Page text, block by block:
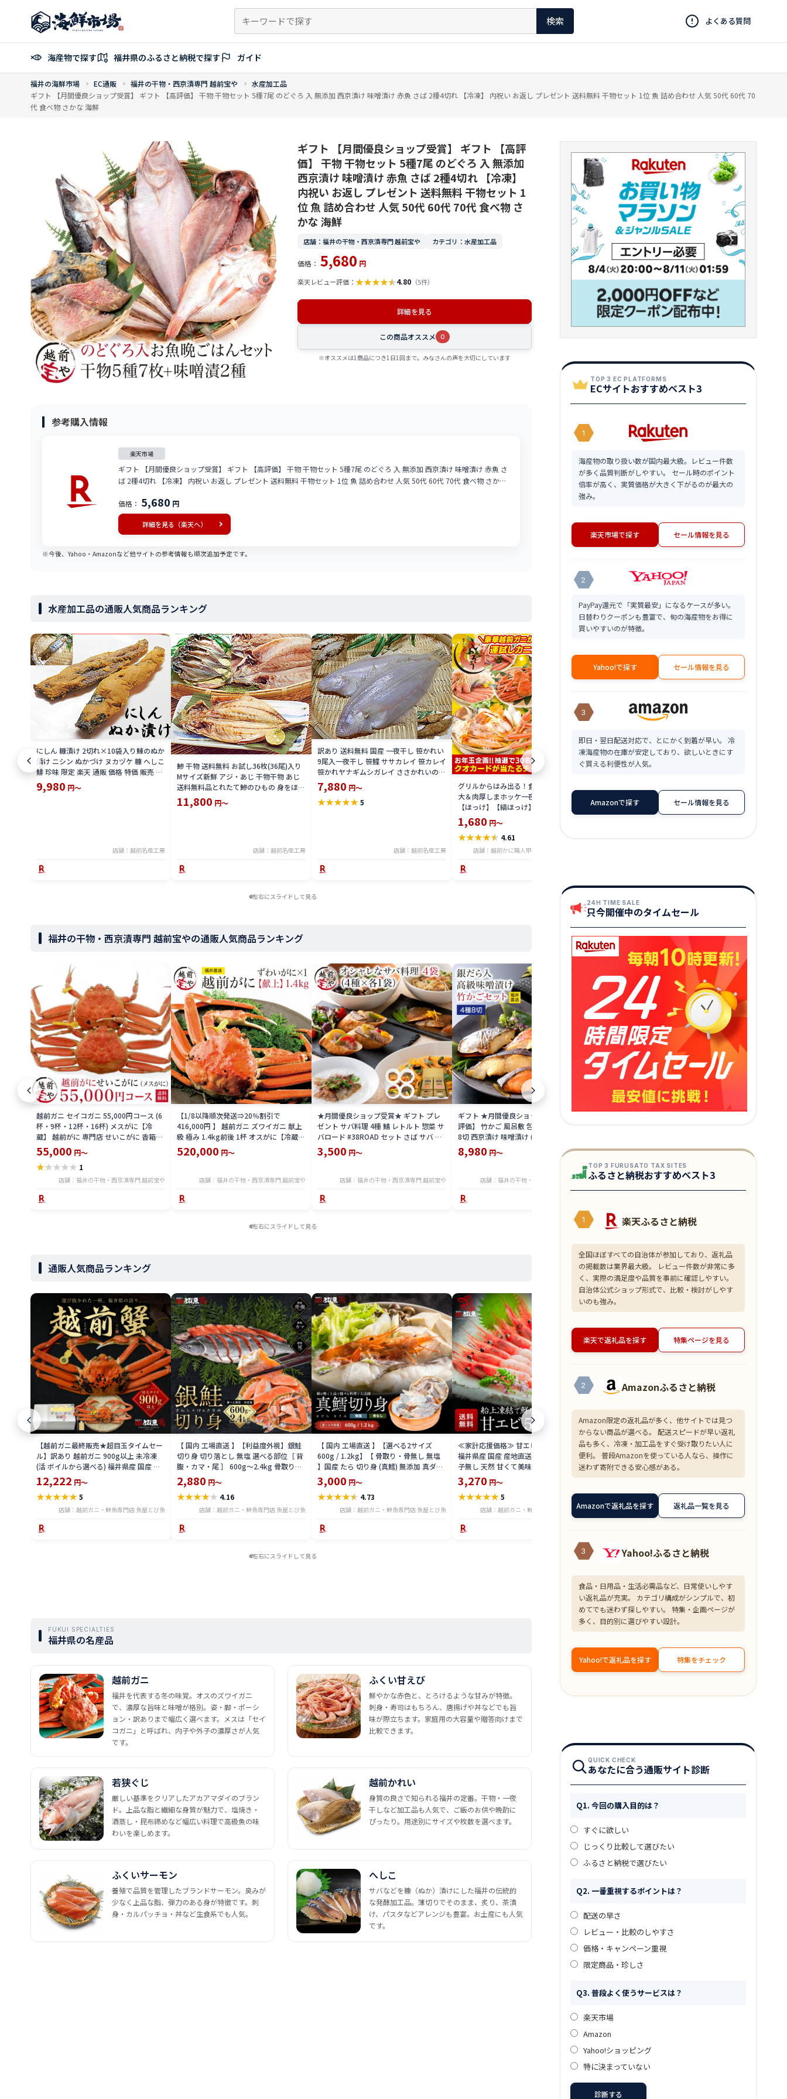
ン
へ
検索 よくある質問
海産物で探す 福井県のふるさと納税で探す ガイド
福井の海鮮市場 EC通販 福井の干物・西京漬専門 越前宝や
水産加工品
ギフト 【月間優良ショップ受賞】 ギフト 【高評価】 干物 干物セット 5種7尾 のどぐろ 入 無添加 西京漬け 味噌漬け 赤魚 さば 2種4切れ 【冷凍】 内祝い お返し プレゼント 送料無料 干物セット 1位 魚 詰め合わせ 人気 50代 60代 70
代 食べ物 さかな 海鮮
ギフト 【月間優良ショップ受賞】 ギフト 【高評
価】 干物 干物セット 5種7尾 のどぐろ 入 無添加
西京漬け 味噌漬け 赤魚 さば 2種4切れ 【冷凍】
内祝い お返し プレゼント 送料無料 干物セット 1
位 魚 詰め合わせ 人気 50代 60代 70代 食べ物 さ
かな 海鮮
店舗：福井の干物・西京漬専門 越前宝や カテゴリ：水産加工品
価格： 5,680 円
楽天レビュー評価： ★★★★★4.80 （5件）
詳細を見る
この商品オススメ 0
※オススメは1商品につき1日1回まで。みなさんの声を大切にしています
参考購入情報
楽天市場
ギフト 【月間優良ショップ受賞】 ギフト 【高評価】 干物 干物セット 5種7尾 のどぐろ 入 無添加 西京漬け 味噌漬け 赤魚 さ
ば 2種4切れ 【冷凍】 内祝い お返し プレゼント 送料無料 干物セット 1位 魚 詰め合わせ 人気 50代 60代 70代 食べ物 さかな
価格： 5,680 円
詳細を見る（楽天へ）
※今後、Yahoo・Amazonなど他サイトの参考情報も順次追加予定です。
水産加工品の通販人気商品ランキング
にしん 糠漬け 2切れ×10袋入り鰊のぬか
漬け ニシン ぬかづけ ヌカヅケ 糠 へしこ
鯡 珍味 限定 楽天 通販 価格 特価 販売 お
土産
9,980 円～
店舗：越前名産工房
鯵 干物 送料無料 お試し36枚(36尾)入り
Mサイズ新鮮 アジ・あじ 干物干物 あじ
送料無料品とれたて鯵のひもの 身をほぐ
せば鯵 茶漬にも 送料込 価格 限定 楽天
通販 価格 特価 販売 お土産
11,800 円～
店舗：越前名産工房
訳あり 送料無料 国産 一夜干し 笹かれい
9尾入一夜干し 笹鰈 ササカレイ 笹カレイ
笹かれヤナギムシガレイ ささかれいの干
物一夜干しカレイ 送料込 価格ワケアリ
訳アリ わけあり品 限定 楽天 通販 価格
特価 販売 お土産
7,880 円～
★★★★★5
店舗：越前名産工房
グリルからはみ出る！食べ応え抜群の特
大＆肉厚しまホッケ一夜干し×2枚入り
【ほっけ】【縞ほっけ】【干物】【一夜
干し】 冷凍食品
1,680 円～
★★★★★ 4.61
店舗：越前かに職人甲羅組（DENSHOKU）
おつまみ グルメ 食べ物 つまみ 美味しい
酒のつまみ 酒の肴 やみつき 低カロリー
コラーゲン 贈り物 手土産 ［送料無料］
用的 母の日
★★★★★4.65
480g（
★★
左右にスライドして見る
福井の干物・西京漬専門 越前宝やの通販人気商品ランキング
越前ガニ セイコガニ 55,000円コース (6
杯・9杯・12杯・16杯) メスがに【冷
蔵】 越前がに 専門店 せいこがに 香箱ガ
ニ 香箱 香箱かに こうばこがに 香箱蟹 カ
ニ かに 蟹 ギフト 送料無料
55,000 円～
★★★★★ 1
店舗：福井の干物・西京漬専門 越前宝や
【1/8以降順次発送⇒20％割引で
416,000円 】 越前ガニ ズワイガニ 献上
級 極み 1.4kg前後 1杯 オスがに【冷蔵】
越前がに 専門店 ずわいがに カニ かに 蟹
ギフト 加能ガニ 送料無料
520,000 円～
店舗：福井の干物・西京漬専門 越前宝や
★月間優良ショップ受賞★ ギフト プレ
ゼント サバ料理 4種 鯖 レトルト 惣菜 サ
バロード #38ROAD セット さば サバ 鯖
缶 サバ缶 食べ比べ 調理済 詰め合わせ 送
料無料【常温】
3,500 円～
店舗：福井の干物・西京漬専門 越前宝や
ギフト ★月間優良ショップ受賞★ 【高
評価】 竹かご 風呂敷 包み 西京焼き 4種
8切 西京漬け 味噌漬け ( 金目鯛 銀だら
サーモン さわら ) 【冷凍】 内祝い お返
し プレゼント 送料無料 魚 詰め合わせ 風
代 70代 食べ物
8,980 円～
店舗：福井の干物・西京漬専門 越前宝や
詰め合わせ バーベキューセット 3種 送料
あわび 5個 海鮮セット 海鮮鍋 セット 海
バーベキューセット 海鮮BBQセット【冷
凍】
11,980円～
★★★★★ 4.59
店舗：福井の干物・西京漬専門 越前宝や
【月間優良シ
丼 甲羅盛り
前 【冷凍】
ばこがに 香
9,980
左右にスライドして見る
通販人気商品ランキング
【越前ガニ最終販売★超目玉タイムセー
ル】訳あり 越前ガニ 900g以上 未冷凍
(活 ボイルから選べる) 福井県産 国産 産
地直送 脚折れ 訳ありカニ 越前がに ズワ
イガニ 越前 かに 送料無料 etz-900w
12,222 円～
★★★★★5
店舗：越前ガニ・鮮魚専門店 魚屋とび魚
【 国内 工場直送 】【利益度外視】銀鮭
切り身 切り落とし 無塩 選べる部位［ 背
腹・カマ・尾 ］ 600g〜2.4kg 骨取り・
骨無し 骨あり 切り落とし 骨取り・骨無
し 切身 ses2301-12ka
2,880 円～
★★★★★ 4.16
店舗：越前ガニ・鮮魚専門店 魚屋とび魚
【 国内 工場直送 】【選べる2サイズ
600g / 1.2kg】【 骨取り・骨無し 無塩
】国産 たら 切り身 (真鱈) 無添加 真ダラ
骨抜き 鍋 フライ ホイル焼き 送料無料
tar2306-12ka
3,000 円～
★★★★★ 4.73
店舗：越前ガニ・鮮魚専門店 魚屋とび魚
≪家計応援価格≫ 甘エビ 500g 約50尾
福井県産 国産 産地直送 大容量 業務用
子無し 天然 甘くて美味しい あまえび ア
マエビ お刺身 お寿司 バーベキュー 船上
凍結 送料無料 amaebis
3,270 円～
★★★★★5
店舗：越前ガニ・鮮魚専門店 魚屋とび魚
【超目玉】ズワイガニ むき身 爪下 1kg
(解凍後800g) 蟹 かに 冷凍 訳あり 送料無
料 zkani2410
6,999
★★★★★4.33
店舗：越前ガニ・鮮魚専門店 魚屋とび魚
焼き チャーハ
1,390
★
左右にスライドして見る
FUKUI SPECIALTIES
福井県の名産品
越前ガニ
福井を代表する冬の味覚。オスのズワイガニ
で、濃厚な旨味と味噌が格別。姿・脚・ポーシ
ョン・訳ありまで幅広く選べます。メスは「セイ
コガニ」と呼ばれ、内子や外子の濃厚さが人気
です。
ふくい甘えび
鮮やかな赤色と、とろけるような甘みが特徴。
刺身・寿司はもちろん、唐揚げや丼などでも旨
味が際立ちます。家庭用の大容量や贈答向けまで
比較できます。
若狭ぐじ
厳しい基準をクリアしたアカアマダイのブラン
ド。上品な脂と繊細な身質が魅力で、塩焼き・
酒蒸し・昆布締めなど幅広い料理で高級魚の味
わいを楽しめます。
越前かれい
身質の良さで知られる福井の定番。干物・一夜
干しなど加工品も人気で、ご飯のお供や晩酌に
ぴったり。用途別にサイズや枚数を選べます。
ふくいサーモン
養殖で品質を管理したブランドサーモン。臭みが
少なく上品な脂、弾力のある身が特徴です。刺
身・カルパッチョ・丼など生食系でも人気。
へしこ
サバなどを糠（ぬか）漬けにした福井の伝統的
な発酵加工品。薄切りでそのまま、炙り、茶漬
け、パスタなどアレンジも豊富。お土産にも人気
です。
TOP 3 EC PLATFORMS
ECサイトおすすめベスト3
1
海産物の取り扱い数が国内最大級。レビュー件数
が多く品質判断がしやすい。 セール時のポイント
倍率が高く、実質価格が大きく下がるのが最大の
強み。
楽天市場で探す セール情報を見る
2
PayPay還元で「実質最安」になるケースが多い。
日替わりクーポンも豊富で、旬の海産物をお得に
買いやすいのが特徴。
Yahoo!で探す セール情報を見る
3
即日・翌日配送対応で、とにかく到着が早い。 冷
凍海産物の在庫が安定しており、欲しいときにす
ぐ買える利便性が人気。
Amazonで探す セール情報を見る
24H TIME SALE
只今開催中のタイムセール
TOP 3 FURUSATO TAX SITES
ふるさと納税おすすめベスト3
1 楽天ふるさと納税
全国ほぼすべての自治体が参加しており、返礼品
の掲載数は業界最大級。 レビュー件数が非常に多
く、実際の満足度や品質を事前に確認しやすい。
自治体公式ショップ形式で、比較・検討がしやす
いのも強み。
楽天で返礼品を探す 特集ページを見る
2 Amazonふるさと納税
Amazon限定の返礼品が多く、他サイトでは見つ
からない商品が選べる。 配送スピードが早い返礼
品も多く、冷凍・加工品をすぐ受け取りたい人に
便利。 普段Amazonを使っている人なら、操作に
迷わず寄附できる安心感がある。
Amazonで返礼品を探す 返礼品一覧を見る
3 Yahoo!ふるさと納税
食品・日用品・生活必需品など、日常使いしやす
い返礼品が充実。 カテゴリ構成がシンプルで、初
めてでも迷わず探しやすい。 特集・企画ページが
多く、目的別に選びやすい設計。
Yahoo!で返礼品を探す 特集をチェック
QUICK CHECK
あなたに合う通販サイト診断
Q1. 今回の購入目的は？
すぐに欲しい
じっくり比較して選びたい
ふるさと納税で選びたい
Q2. 一番重視するポイントは？
配送の早さ
レビュー・比較のしやすさ
価格・キャンペーン重視
限定商品・珍しさ
Q3. 普段よく使うサービスは？
楽天市場
Amazon
Yahoo!ショッピング
特に決まっていない
診断する